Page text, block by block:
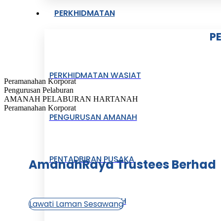
PERKHIDMATAN
PERKHIDMATAN WASIAT
PENGURUSAN AMANAH
PENTADBIRAN PUSAKA
DANA TERTANGGUH
Peramanahan Korporat
Pengurusan Pelaburan
AMANAH PELABURAN HARTANAH
Peramanahan Korporat
AmanahRaya Trustees Berhad
Lawati Laman Sesawang